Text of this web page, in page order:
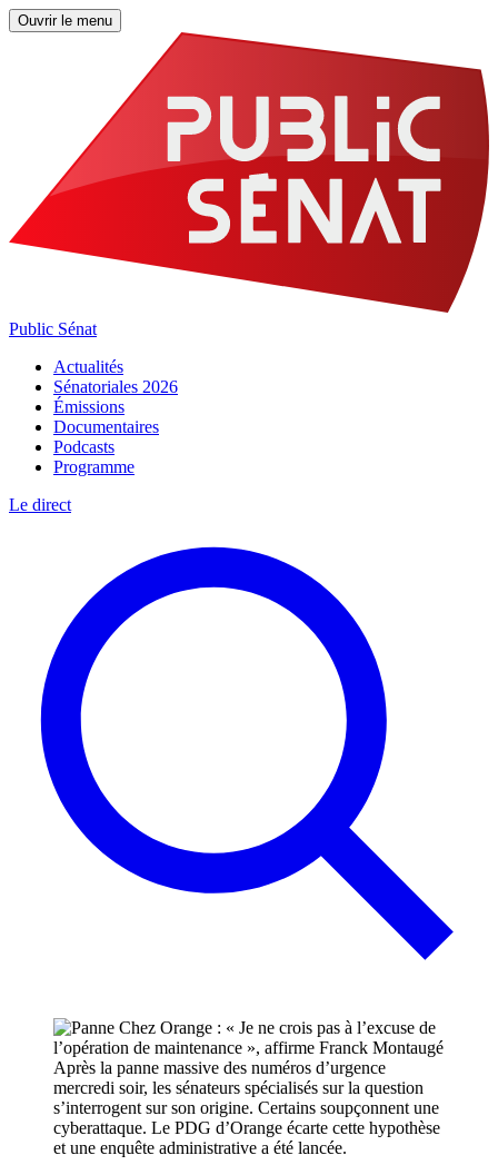
Ouvrir le menu
Public Sénat
Actualités
Sénatoriales 2026
Émissions
Documentaires
Podcasts
Programme
Le direct
Après la panne massive des numéros d’urgence
mercredi soir, les sénateurs spécialisés sur la question
s’interrogent sur son origine. Certains soupçonnent une
cyberattaque. Le PDG d’Orange écarte cette hypothèse
et une enquête administrative a été lancée.